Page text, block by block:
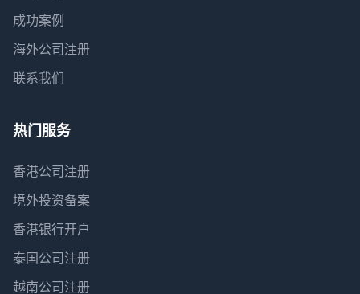
成功案例
海外公司注册
联系我们
热门服务
香港公司注册
境外投资备案
香港银行开户
泰国公司注册
越南公司注册